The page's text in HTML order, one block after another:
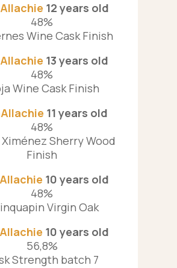
12 years old
48%
Wine Cask Finish
13 years old
48%
Wine Cask Finish
11 years old
48%
Sherry Wood
Finish
10 years old
48%
Virgin Oak
10 years old
56,8%
Strength batch 7